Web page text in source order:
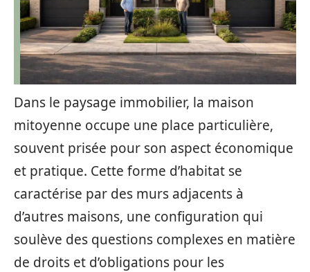
Dans le paysage immobilier, la maison
mitoyenne occupe une place particulière,
souvent prisée pour son aspect économique
et pratique. Cette forme d’habitat se
caractérise par des murs adjacents à
d’autres maisons, une configuration qui
soulève des questions complexes en matière
de droits et d’obligations pour les